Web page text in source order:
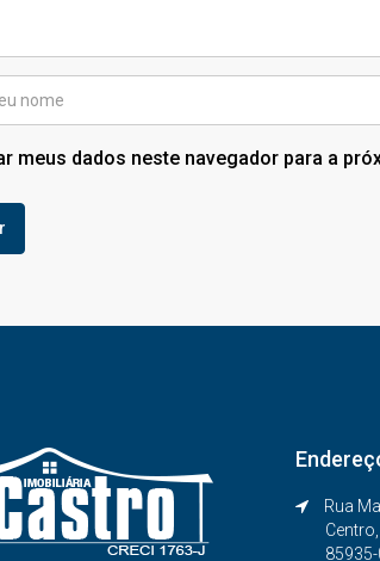
meus dados neste navegador para a
Rua